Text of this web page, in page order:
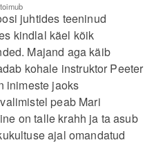
juhtides teeninud
kindlal käel kõik
Majand aga käib
kohale instruktor Peeter
inimeste jaoks
peab Mari
on talle krahh ja ta asub
ajal omandatud